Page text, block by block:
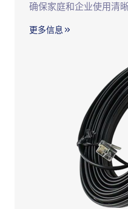
确保家庭和企业使用清
更多信息